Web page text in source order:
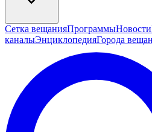
Сетка вещанияПрограммыНовости
каналыЭнциклопедияГорода